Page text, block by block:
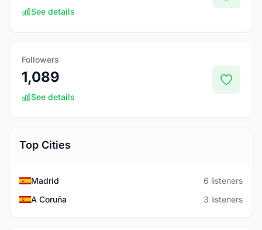
See details
Followers
1,089
See details
Top Cities
Madrid
6 listeners
A Coruña
3 listeners